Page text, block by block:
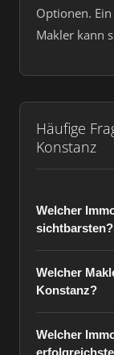
Optionen.
Makler kann
Häufige
Konstanz
Welcher
sichtbarsten?
Welcher
Konstanz?
Welcher